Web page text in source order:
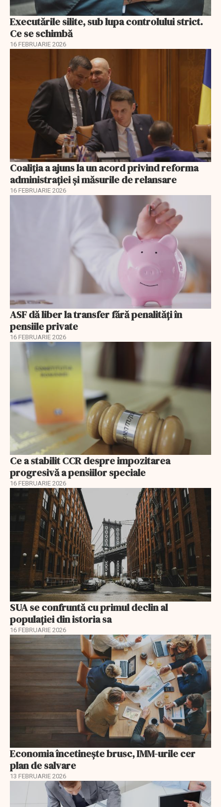
Executările silite, sub lupa controlului strict.
Ce se schimbă
16 FEBRUARIE 2026
Coaliția a ajuns la un acord privind reforma
administrației și măsurile de relansare
16 FEBRUARIE 2026
ASF dă liber la transfer fără penalități în
pensiile private
16 FEBRUARIE 2026
Ce a stabilit CCR despre impozitarea
progresivă a pensiilor speciale
16 FEBRUARIE 2026
SUA se confruntă cu primul declin al
populației din istoria sa
16 FEBRUARIE 2026
Economia încetinește brusc, IMM-urile cer
plan de salvare
13 FEBRUARIE 2026